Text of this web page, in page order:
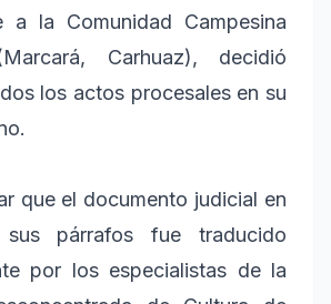
a la Comunidad Campesina
Carhuaz), decidió
los actos procesales en su
que el documento judicial en
párrafos fue traducido
por los especialistas de la